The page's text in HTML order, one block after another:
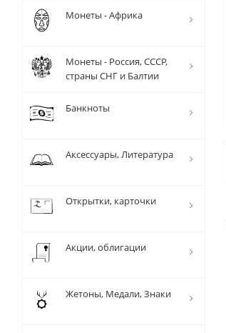
Монеты - Африка
Монеты - Россия, СССР,
страны СНГ и Балтии
Банкноты
Аксессуары, Литература
Открытки, карточки
Акции, облигации
Жетоны, Медали, Знаки